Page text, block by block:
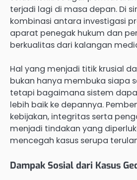
terjadi lagi di masa depan. Di
kombinasi antara investigasi
aparat penegak hukum dan
berkualitas dari kalangan
Hal yang menjadi titik krusial
bukan hanya membuka siapa
tetapi bagaimana sistem
lebih baik ke depannya.
kebijakan, integritas serta
menjadi tindakan yang
mencegah kasus serupa
Dampak Sosial dari Kasus